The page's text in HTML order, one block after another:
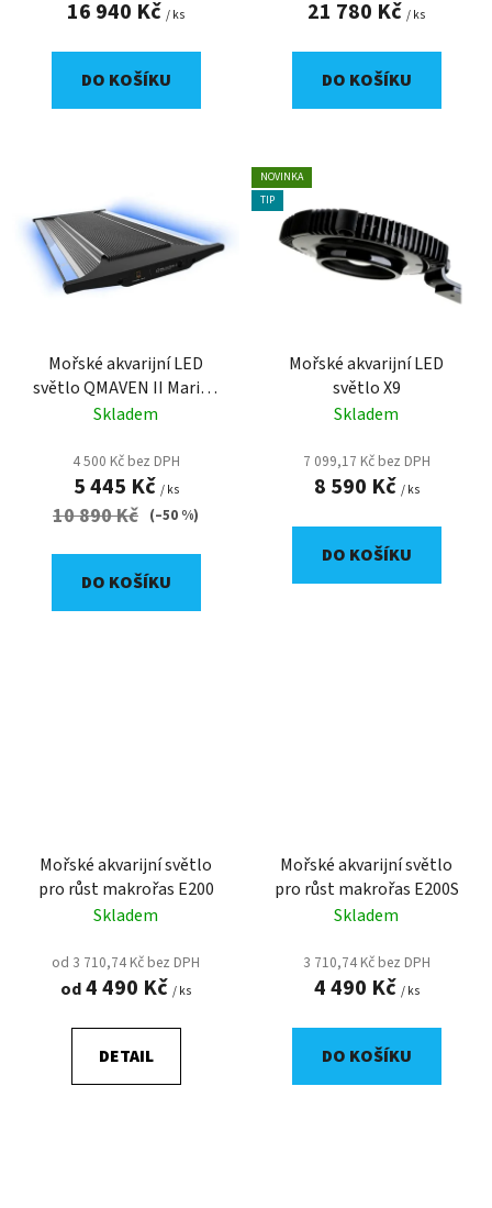
16 940 Kč / ks
DO KOŠÍKU
21 780 Kč / ks
DO KOŠÍKU
Mořské akvarijní LED
světlo QMAVEN II Marine
90 W
Skladem
4 500 Kč bez DPH
5 445 Kč / ks
10 890 Kč (–50 %)
DO KOŠÍKU
NOVINKA
TIP
Mořské akvarijní LED
světlo X9
Skladem
7 099,17 Kč bez DPH
8 590 Kč / ks
DO KOŠÍKU
Mořské akvarijní světlo
pro růst makrořas E200
Skladem
od 3 710,74 Kč bez DPH
od4 490 Kč / ks
DETAIL
Mořské akvarijní světlo
pro růst makrořas E200S
Skladem
3 710,74 Kč bez DPH
4 490 Kč / ks
DO KOŠÍKU